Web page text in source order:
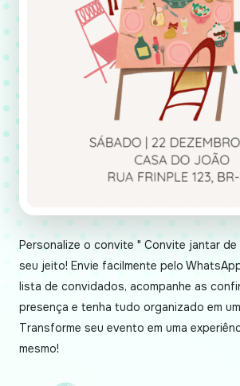
Personalize o convite " Convite jantar de
seu jeito! Envie facilmente pelo
lista de convidados, acompanhe as
presença e tenha tudo organizado em
Transforme seu evento em uma
mesmo!